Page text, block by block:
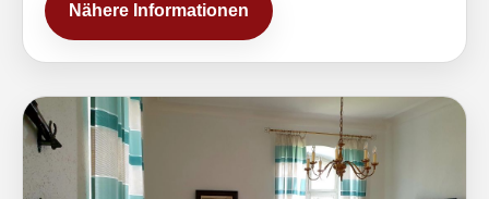
Nähere Informationen